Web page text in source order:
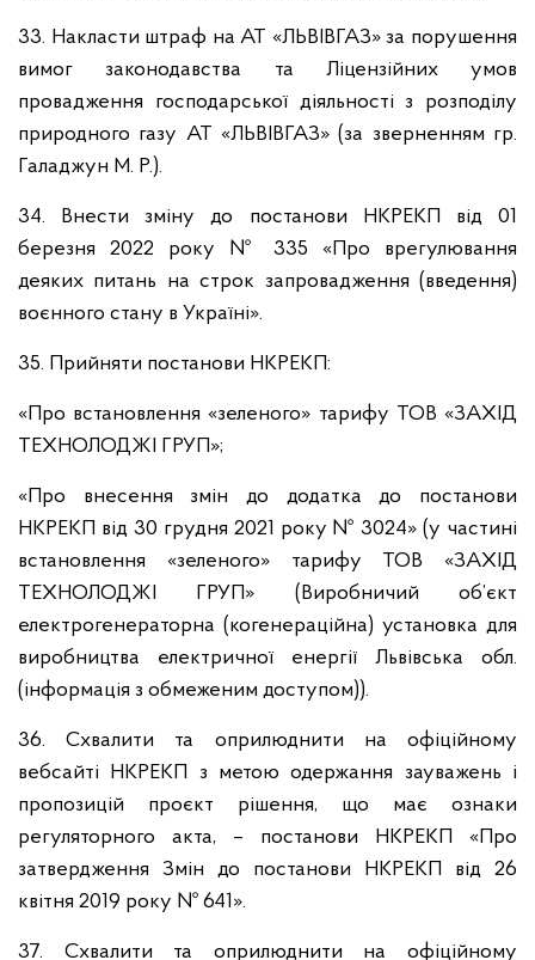
33. Накласти штраф на АТ «ЛЬВІВГАЗ» за порушення
вимог законодавства та Ліцензійних умов
провадження господарської діяльності з розподілу
природного газу АТ «ЛЬВІВГАЗ» (за зверненням гр.
Галаджун М. Р.).
34. Внести зміну до постанови НКРЕКП від 01
березня 2022 року № 335 «Про врегулювання
деяких питань на строк запровадження (введення)
воєнного стану в Україні».
35. Прийняти постанови НКРЕКП:
«Про встановлення «зеленого» тарифу ТОВ «ЗАХІД
ТЕХНОЛОДЖІ ГРУП»;
«Про внесення змін до додатка до постанови
НКРЕКП від 30 грудня 2021 року № 3024» (у частині
встановлення «зеленого» тарифу ТОВ «ЗАХІД
ТЕХНОЛОДЖІ ГРУП» (Виробничий об’єкт
електрогенераторна (когенераційна) установка для
виробництва електричної енергії Львівська обл.
(інформація з обмеженим доступом)).
36. Схвалити та оприлюднити на офіційному
вебсайті НКРЕКП з метою одержання зауважень і
пропозицій проєкт рішення, що має ознаки
регуляторного акта, – постанови НКРЕКП «Про
затвердження Змін до постанови НКРЕКП від 26
квітня 2019 року № 641».
37. Схвалити та оприлюднити на офіційному